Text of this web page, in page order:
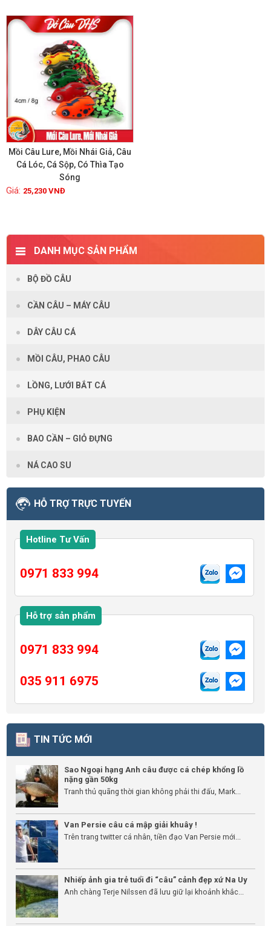
Xem chi tiết
Mồi Câu Lure, Mồi Nhái Giả, Câu
Cá Lóc, Cá Sộp, Có Thìa Tạo
Sóng
25,230 VNĐ
DANH MỤC SẢN PHẨM
BỘ ĐỒ CÂU
CẦN CÂU – MÁY CÂU
DÂY CÂU CÁ
MỒI CÂU, PHAO CÂU
LỒNG, LƯỚI BẮT CÁ
PHỤ KIỆN
BAO CẦN – GIỎ ĐỰNG
NÁ CAO SU
HỖ TRỢ TRỰC TUYẾN
Hotline Tư Vấn
0971 833 994
Hỗ trợ sản phẩm
0971 833 994
035 911 6975
TIN TỨC MỚI
Sao Ngoại hạng Anh câu được cá chép khổng lồ
nặng gần 50kg
Tranh thủ quãng thời gian không phải thi đấu, Mark...
Van Persie câu cá mập giải khuây !
Trên trang twitter cá nhân, tiền đạo Van Persie mới...
Nhiếp ảnh gia trẻ tuổi đi “câu” cảnh đẹp xứ Na Uy
Anh chàng Terje Nilssen đã lưu giữ lại khoảnh khắc...